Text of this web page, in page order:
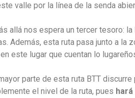
valle por la línea de la senda
allá nos espera un tercer tesoro: la
Además, esta ruta pasa junto a la
este lugar que cuentan lo
parte de esta ruta BTT
el nivel de la ruta, pues